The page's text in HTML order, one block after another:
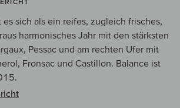
es sich als ein reifes, zugleich frisches,
harmonisches Jahr mit den stärksten
Pessac und am rechten Ufer mit
Fronsac und Castillon. Balance ist